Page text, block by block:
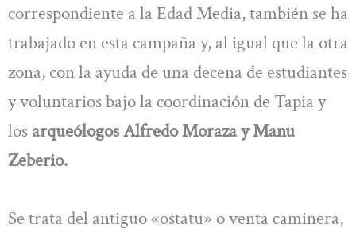
correspondiente a la Edad Media, también se ha
trabajado en esta campaña y, al igual que la otra
zona, con la ayuda de una decena de estudiantes
y voluntarios bajo la coordinación de Tapia y
los arqueólogos Alfredo Moraza y Manu
Zeberio.
Se trata del antiguo «ostatu» o venta caminera,